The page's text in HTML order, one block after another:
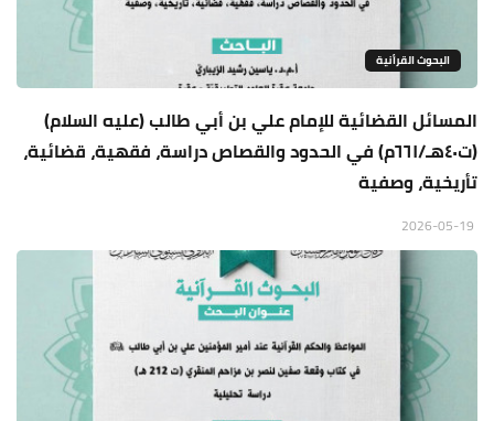
البحوث القرأنية
المسائل القضائية للإمام علي بن أبي طالب (عليه السلام)
(ت٤٠هـ/٦٦١م) في الحدود والقصاص دراسة، فقهية، قضائية،
تأريخية، وصفية